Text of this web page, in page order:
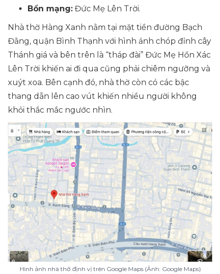
Bổn mạng: Đức Mẹ Lên Trời.
Nhà thờ Hàng Xanh nằm tại mặt tiền đường Bạch
Đằng, quận Bình Thạnh với hình ảnh chóp đỉnh cây
Thánh giá và bên trên là “tháp đài” Đức Mẹ Hồn Xác
Lên Trời khiến ai đi qua cũng phải chiêm ngưỡng và
xuýt xoa. Bên cạnh đó, nhà thờ còn có các bậc
thang dẫn lên cao vút khiến nhiều người không
khỏi thắc mắc ngước nhìn.
Hình ảnh nhà thờ định vị trên Google Maps (Ảnh: Google Maps)